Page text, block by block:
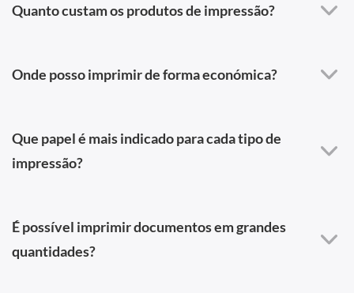
Quanto custam os produtos de impressão?
Onde posso imprimir de forma económica?
Que papel é mais indicado para cada tipo de
impressão?
É possível imprimir documentos em grandes
quantidades?